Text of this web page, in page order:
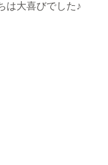
は大喜びでした♪